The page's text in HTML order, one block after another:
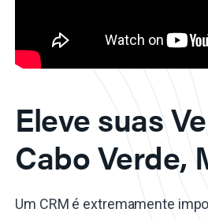
Eleve suas
Cabo Verde,
Um CRM é extremamente